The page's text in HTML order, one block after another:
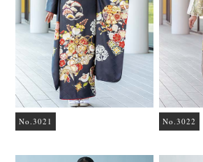
No.3021 No.3022